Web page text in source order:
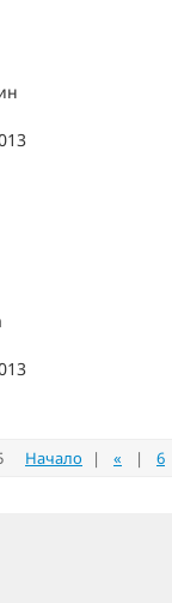
Начало | « | 6